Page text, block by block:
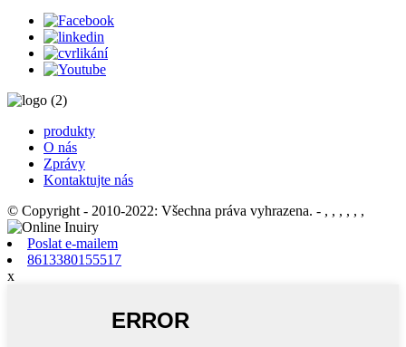
produkty
O nás
Zprávy
Kontaktujte nás
© Copyright - 2010-2022: Všechna práva vyhrazena. - , , , , , ,
Poslat e-mailem
8613380155517
x